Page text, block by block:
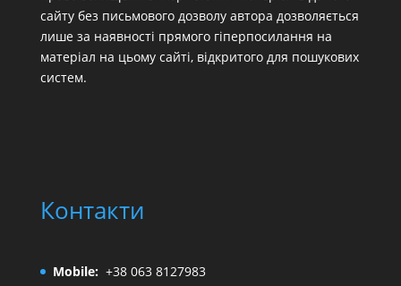
сайту без письмового дозволу автора дозволяється
лише за наявності прямого гіперпосилання на
матеріал на цьому сайті, відкритого для пошукових
систем.
Контакти
Mobile: +38 063 8127983